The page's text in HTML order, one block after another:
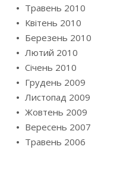
Травень 2010
Квітень 2010
Березень 2010
Лютий 2010
Січень 2010
Грудень 2009
Листопад 2009
Жовтень 2009
Вересень 2007
Травень 2006